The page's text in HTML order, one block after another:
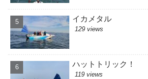
イカメタル
129 views
ハットトリック！
119 views